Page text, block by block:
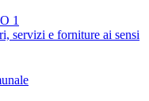
1
servizi e forniture ai sensi